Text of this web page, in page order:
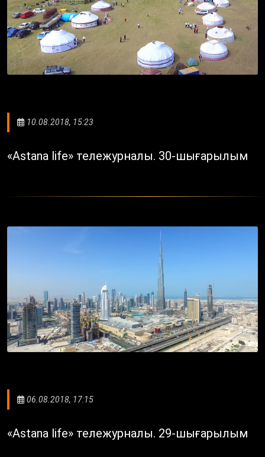
10.08.2018, 15:23
«Astana life» тележурналы. 30-шығарылым
06.08.2018, 17:15
«Astana life» тележурналы. 29-шығарылым